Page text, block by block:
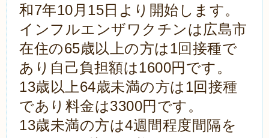
和7年10月15日より開始します。
インフルエンザワクチンは広島市
在住の65歳以上の方は1回接種で
あり 自己負担額は1600円です。
13歳以上64歳未満の方は1回接種
であり 料金は3300円です。
13歳未満の方は4週間程度間隔を